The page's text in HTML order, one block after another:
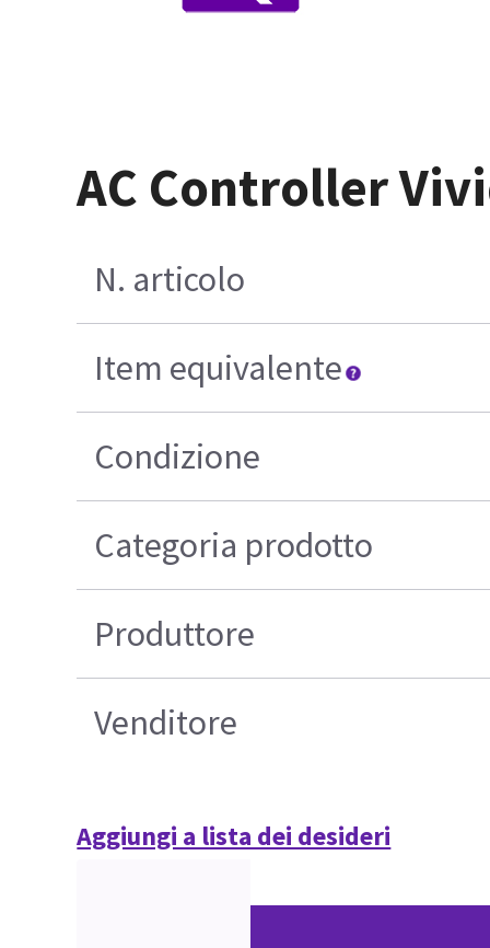
AC Controller
N. articolo
Item equivalente
Condizione
Categoria prodotto
Produttore
Venditore
Aggiungi a lista dei desideri